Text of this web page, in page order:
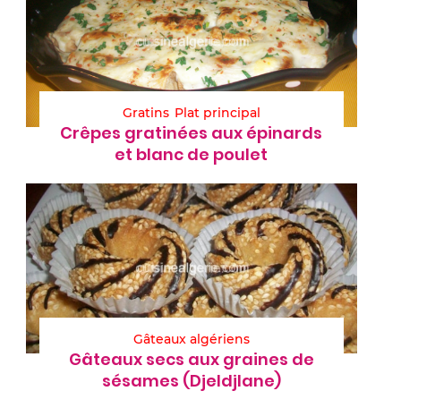
Gratins Plat principal
Crêpes gratinées aux épinards
et blanc de poulet
Gâteaux algériens
Gâteaux secs aux graines de
sésames (Djeldjlane)